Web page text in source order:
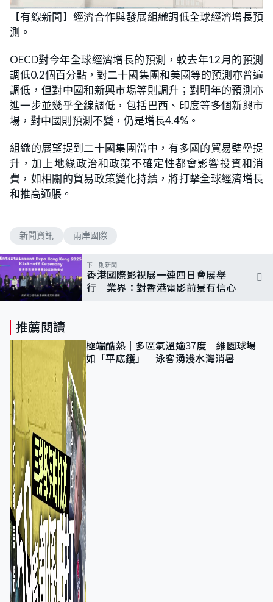
n
m
o
a
d
5
.
4
5
%
【有線新聞】經濟合作與發展組織調低全球經濟增長預
測。
OECD對今年全球經濟增長的預測，較去年12月的預測
調低0.2個百分點，對二十國集團和美國等的預測亦普遍
調低，但對中國和新興市場等則調升；對明年的預測亦
進一步並幾乎全線調低，包括巴西、印度等多個新興市
場，對中國則預測不變，仍是增長4.4%。
組織的展望提到二十國集團當中，有多國的貿易壁壘提
升，加上地緣政治和政策不確定性都會影響投資和消
費，如相關的貿易政策變化持續，將打擊全球經濟增長
和推高通脹。
新聞資訊 兩岸國際
下一則新聞
香港國際影視展一連四日會展舉
行 業界：對香港電影前景有信心
推薦閱讀
極端酷熱｜多區氣溫逾37度 維園球場
如「平底鑊」 泳客湧淺水灣消暑